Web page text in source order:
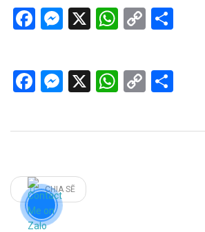
Facebook
Messenger
X WhatsApp
Copy
Facebook
Messenger
X WhatsApp
Copy
CHIA SẼ